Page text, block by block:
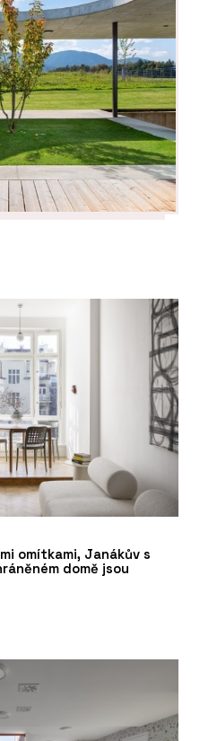
omítkami, Janákův s
domě jsou